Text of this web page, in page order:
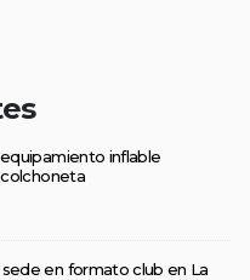
inflable
en formato club en La